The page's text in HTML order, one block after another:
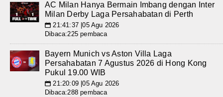
AC Milan Hanya Bermain Imbang dengan Inter
Milan Derby Laga Persahabatan di Perth
📅 21:41:37 |05 Agu 2026
Dibaca:225 pembaca
Bayern Munich vs Aston Villa Laga
Persahabatan 7 Agustus 2026 di Hong Kong
Pukul 19.00 WIB
📅 21:20:09 |05 Agu 2026
Dibaca:288 pembaca